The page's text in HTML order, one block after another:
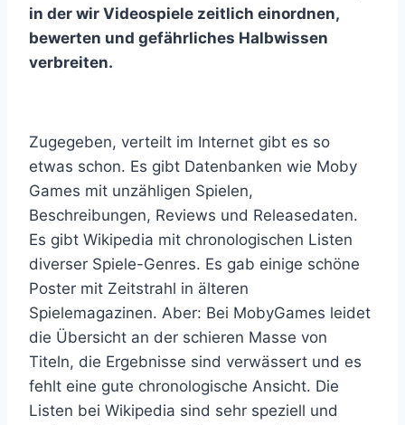
in der wir Videospiele zeitlich einordnen,
bewerten und gefährliches Halbwissen
verbreiten.
Zugegeben, verteilt im Internet gibt es so
etwas schon. Es gibt Datenbanken wie Moby
Games mit unzähligen Spielen,
Beschreibungen, Reviews und Releasedaten.
Es gibt Wikipedia mit chronologischen Listen
diverser Spiele-Genres. Es gab einige schöne
Poster mit Zeitstrahl in älteren
Spielemagazinen. Aber: Bei MobyGames leidet
die Übersicht an der schieren Masse von
Titeln, die Ergebnisse sind verwässert und es
fehlt eine gute chronologische Ansicht. Die
Listen bei Wikipedia sind sehr speziell und